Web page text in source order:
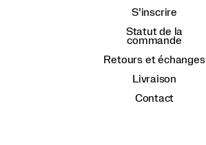
S’inscrire
Statut de la
commande
Retours et échanges
Livraison
Contact